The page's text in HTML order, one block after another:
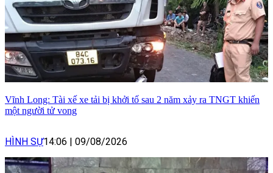
Vĩnh Long: Tài xế xe tải bị khởi tố sau 2 năm xảy ra TNGT khiến
một người tử vong
HÌNH SỰ14:06 09/08/2026